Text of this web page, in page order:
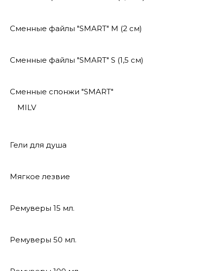
Сменные файлы "SMART" M (2 см)
Сменные файлы "SMART" S (1,5 см)
Сменные спонжи "SMART"
MILV
Гели для душа
Мягкое лезвие
Ремуверы 15 мл.
Ремуверы 50 мл.